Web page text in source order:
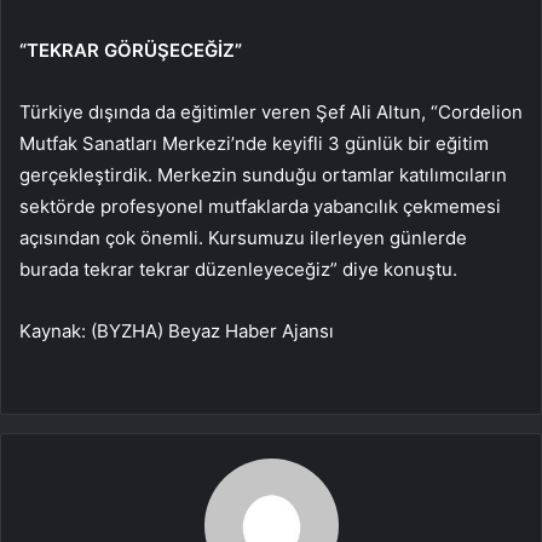
“TEKRAR GÖRÜŞECEĞİZ”
Türkiye dışında da eğitimler veren Şef Ali Altun, “Cordelion
Mutfak Sanatları Merkezi’nde keyifli 3 günlük bir eğitim
gerçekleştirdik. Merkezin sunduğu ortamlar katılımcıların
sektörde profesyonel mutfaklarda yabancılık çekmemesi
açısından çok önemli. Kursumuzu ilerleyen günlerde
burada tekrar tekrar düzenleyeceğiz” diye konuştu.
Kaynak: (BYZHA) Beyaz Haber Ajansı